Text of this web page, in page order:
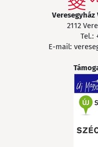
2112
Tel.:
E-mail: